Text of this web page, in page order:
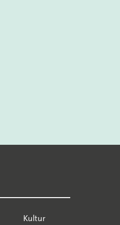
Kultur